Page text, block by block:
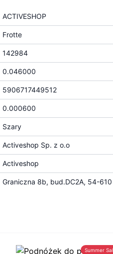
ACTIVESHOP
Frotte
142984
0.046000
5906717449512
0.000600
Szary
Activeshop Sp. z o.o
Activeshop
Graniczna 8b, bud.DC2A, 54-610
Summer